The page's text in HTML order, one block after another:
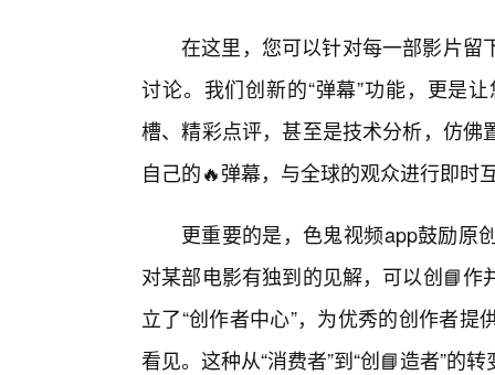
在这里，您可以针对每一部影片留
讨论。我们创新的“弹幕”功能，更是
槽、精彩点评，甚至是技术分析，仿
自己的🔥弹幕，与全球的观众进行即时
更重要的是，色鬼视频app鼓励原
对某部电影有独到的见解，可以创📘
立了“创作者中心”，为优秀的创作者
看见。这种从“消费者”到“创📘造者”的